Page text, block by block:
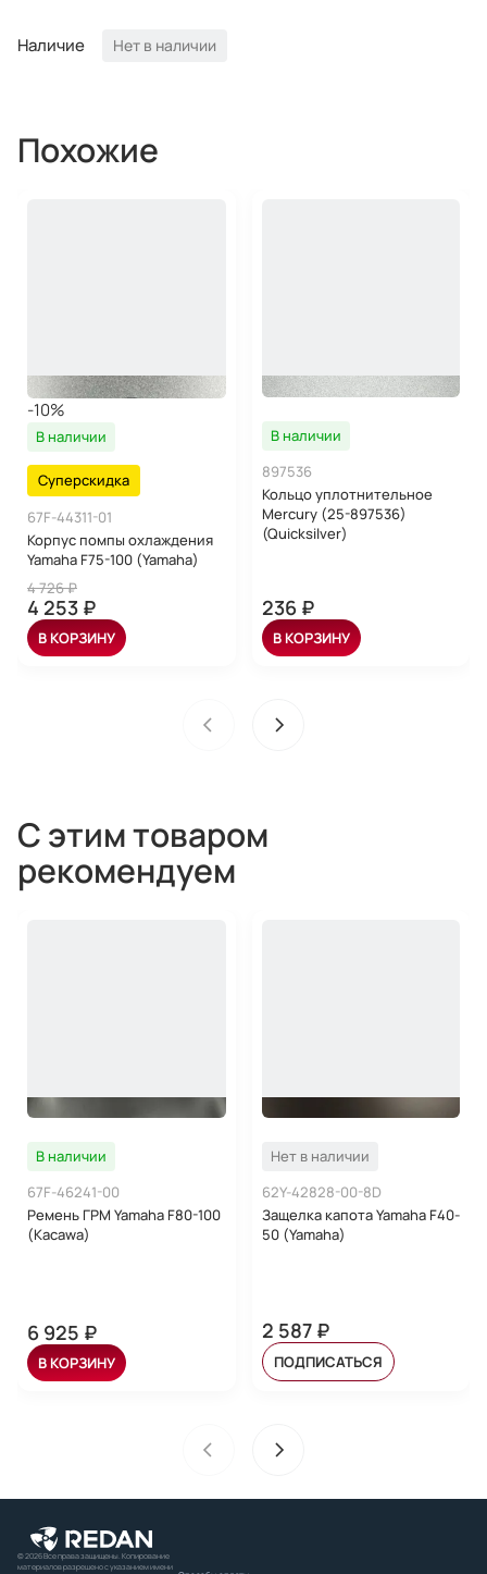
Наличие Нет в наличии
Похожие
-10%
В наличии
Суперскидка
67F-44311-01
Корпус помпы охлаждения
Yamaha F75-100 (Yamaha)
4 726 ₽
4 253 ₽
В КОРЗИНУ
В наличии
897536
Кольцо уплотнительное
Mercury (25-897536)
(Quicksilver)
236 ₽
В КОРЗИНУ
С этим товаром
рекомендуем
В наличии
67F-46241-00
Ремень ГРМ Yamaha F80-100
(Kacawa)
6 925 ₽
В КОРЗИНУ
Нет в наличии
62Y-42828-00-8D
Защелка капота Yamaha F40-
50 (Yamaha)
2 587 ₽
ПОДПИСАТЬСЯ
© 2026 Все права защищены. Копирование
материалов разрешено с указанием имени